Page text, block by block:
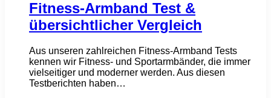
Fitness-Armband Test &
übersichtlicher Vergleich
Aus unseren zahlreichen Fitness-Armband Tests
kennen wir Fitness- und Sportarmbänder, die immer
vielseitiger und moderner werden. Aus diesen
Testberichten haben…